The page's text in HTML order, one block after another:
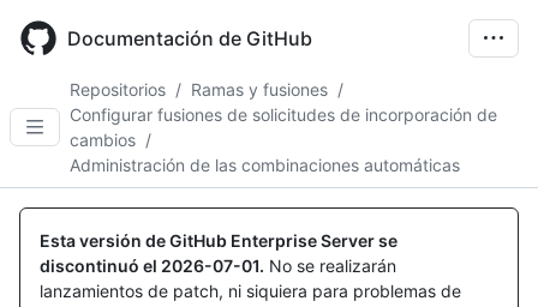
main
Documentación de GitHub
Repositorios / Ramas y fusiones /
Configurar fusiones de solicitudes de incorporación de
cambios /
Administración de las combinaciones automáticas
Esta versión de GitHub Enterprise Server se
discontinuó el 2026-07-01. No se realizarán
lanzamientos de patch, ni siquiera para problemas de